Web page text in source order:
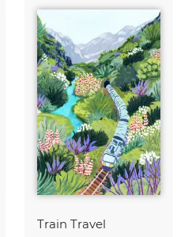
Train Travel